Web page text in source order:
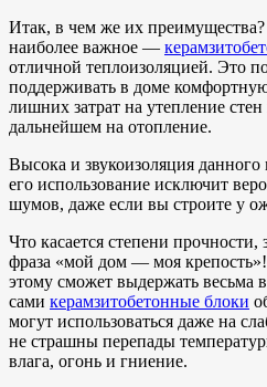
Итак, в чем же их
наиболее важное —
отличной теплоизоляцией. Это
поддерживать в доме
лишних затрат на утепление
дальнейшем на отопление.
Высока и звукоизоляция данного
его использование исключит
шумов, даже если вы строите у
Что касается степени
фраза «мой дом — моя крепость»!
этому сможет выдержать весьма
сами керамзитобетонные блоки
могут использоваться даже на
не страшны перепады
влага, огонь и гниение.